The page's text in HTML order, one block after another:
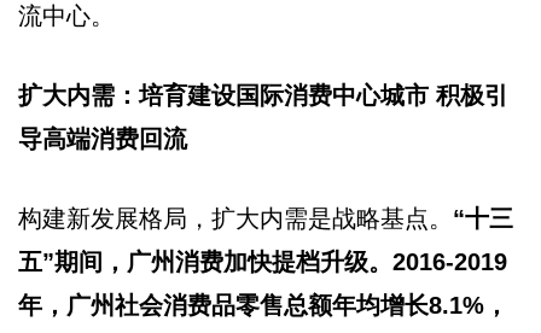
流中心。
扩大内需：培育建设国际消费中心城市 积极引
导高端消费回流
构建新发展格局，扩大内需是战略基点。 “十三
五”期间，广州消费加快提档升级。2016-2019
年，广州社会消费品零售总额年均增长8.1%，